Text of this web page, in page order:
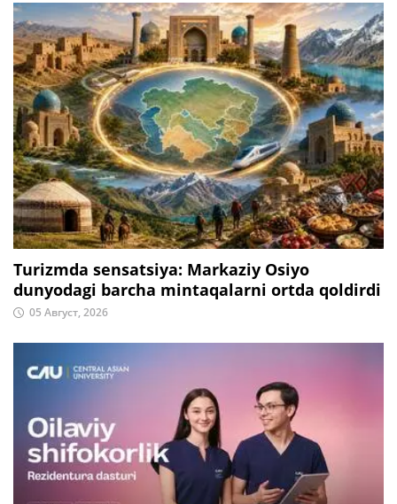
Turizmda sensatsiya: Markaziy Osiyo
dunyodagi barcha mintaqalarni ortda qoldirdi
05 Август, 2026